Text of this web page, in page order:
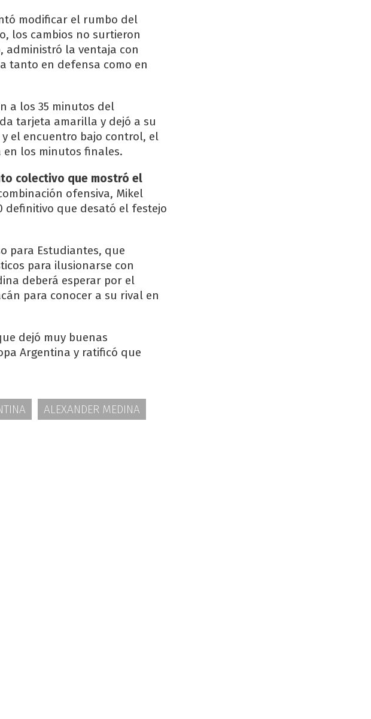
modificar el rumbo del
los cambios no surtieron
administró la ventaja con
tanto en defensa como en
a los 35 minutos del
tarjeta amarilla y dejó a su
el encuentro bajo control, el
los minutos finales.
colectivo que mostró el
ofensiva, Mikel
definitivo que desató el festejo
para Estudiantes, que
para ilusionarse con
deberá esperar por el
para conocer a su rival en
dejó muy buenas
Argentina y ratificó que
ALEXANDER MEDINA